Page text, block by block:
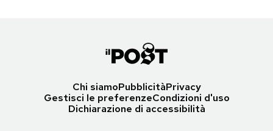
Chi siamoPubblicitàPrivacy
Gestisci le preferenzeCondizioni d'uso
Dichiarazione di accessibilità